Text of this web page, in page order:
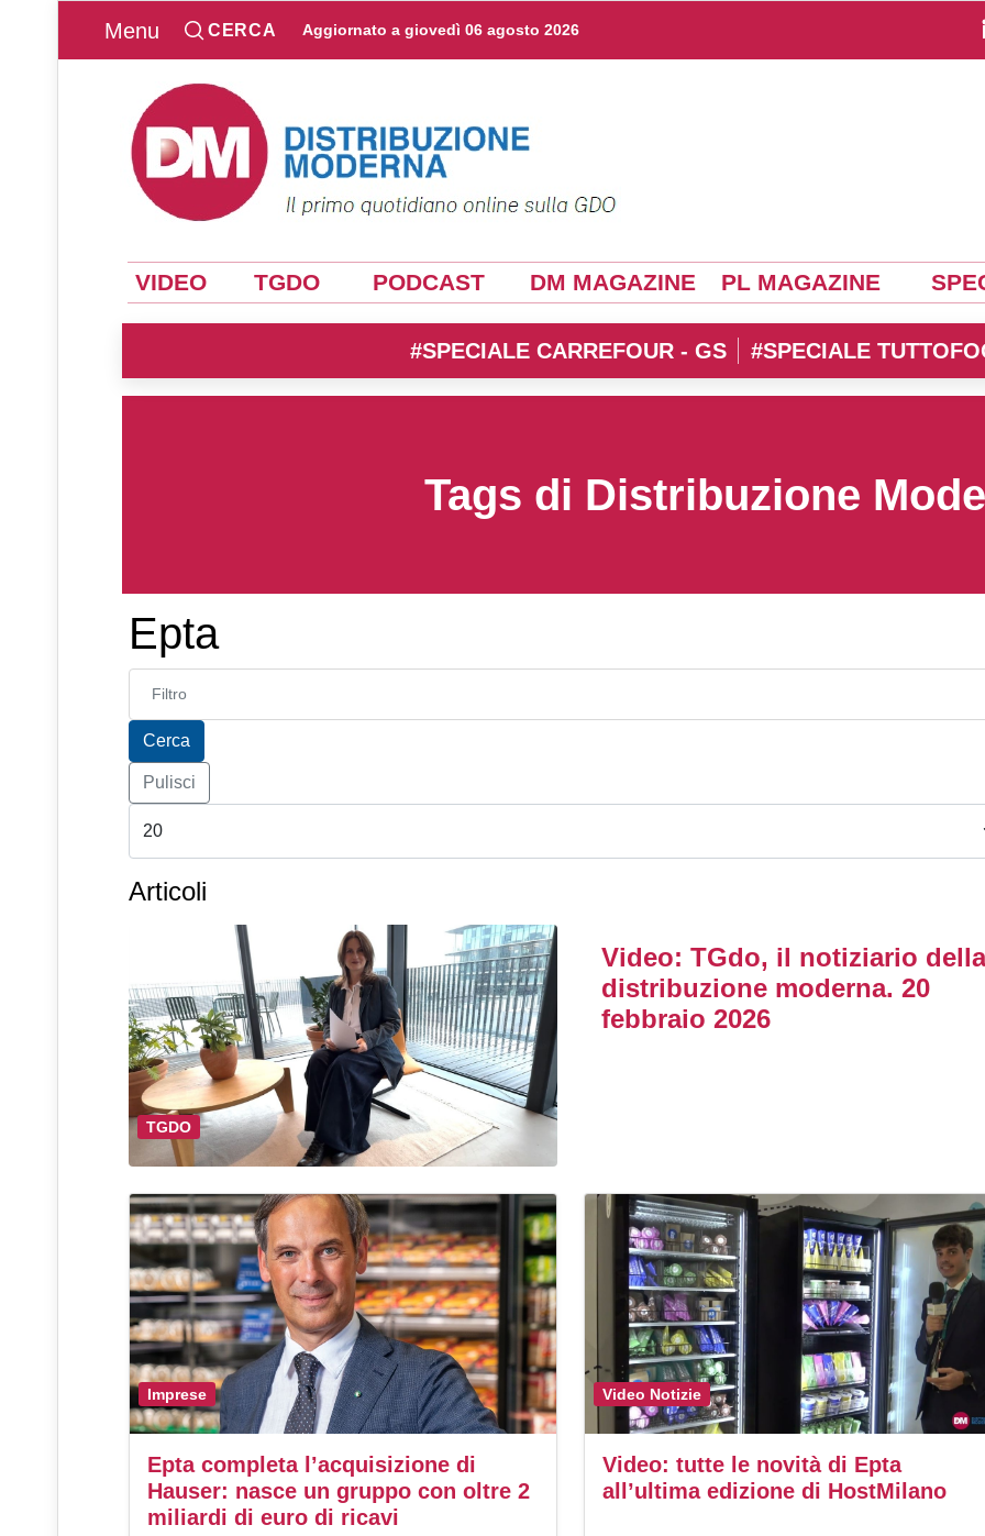
Menu CERCA Aggiornato a giovedì 06 agosto 2026
VIDEO TGDO PODCAST DM MAGAZINE PL MAGAZINE
#SPECIALE CARREFOUR - GS #SPECIALE
Tags di Distribuzione
Epta
Inserisci parte del titolo
Cerca
Pulisci
Articoli
TGDO
Video: TGdo, il notiziario della
distribuzione moderna. 20
febbraio 2026
Imprese
Epta completa l’acquisizione di
Hauser: nasce un gruppo con oltre 2
miliardi di euro di ricavi
Video Notizie
Video: tutte le novità di Epta
all’ultima edizione di HostMilano